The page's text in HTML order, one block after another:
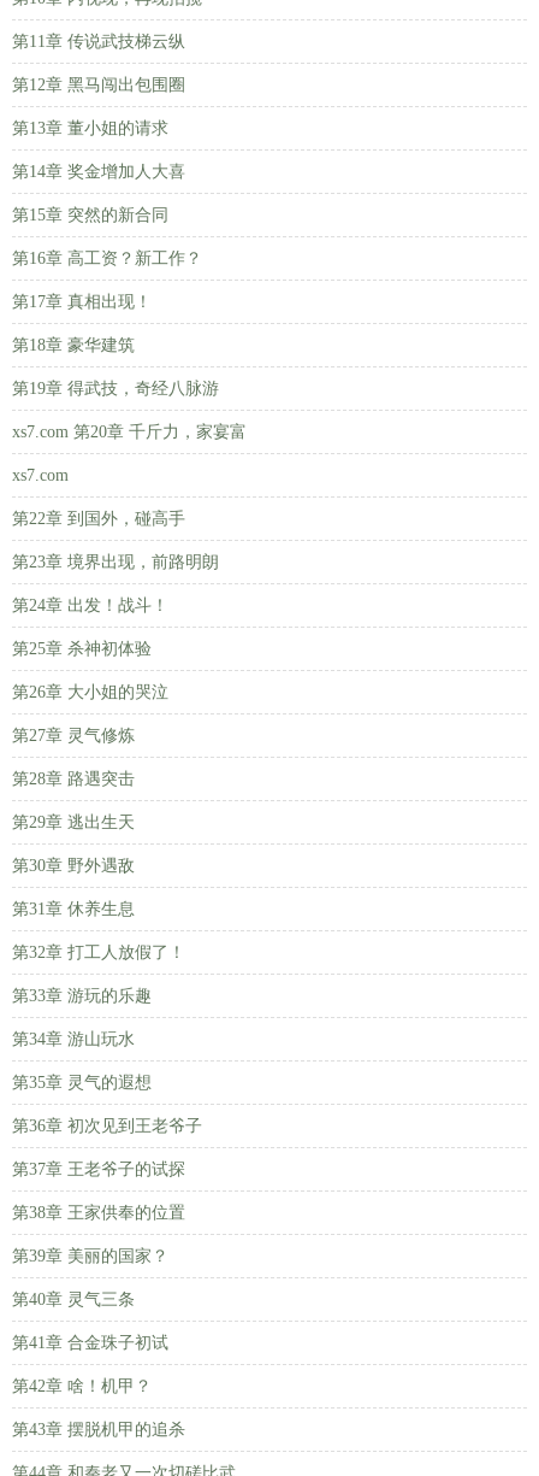
第11章 传说武技梯云纵
第12章 黑马闯出包围圈
第13章 董小姐的请求
第14章 奖金增加人大喜
第15章 突然的新合同
第16章 高工资？新工作？
第17章 真相出现！
第18章 豪华建筑
第19章 得武技，奇经八脉游
xs7.com 第20章 千斤力，家宴富
xs7.com
第22章 到国外，碰高手
第23章 境界出现，前路明朗
第24章 出发！战斗！
第25章 杀神初体验
第26章 大小姐的哭泣
第27章 灵气修炼
第28章 路遇突击
第29章 逃出生天
第30章 野外遇敌
第31章 休养生息
第32章 打工人放假了！
第33章 游玩的乐趣
第34章 游山玩水
第35章 灵气的遐想
第36章 初次见到王老爷子
第37章 王老爷子的试探
第38章 王家供奉的位置
第39章 美丽的国家？
第40章 灵气三条
第41章 合金珠子初试
第42章 啥！机甲？
第43章 摆脱机甲的追杀